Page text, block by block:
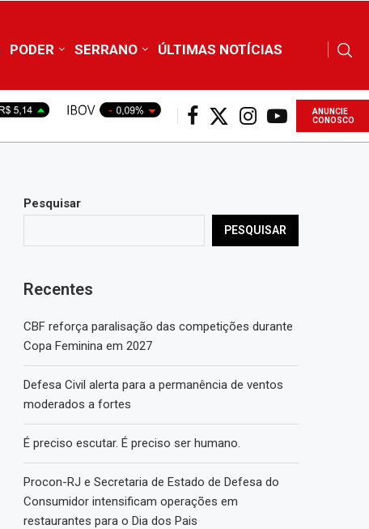
PODER SERRANO ÚLTIMAS NOTÍCIAS
ANUNCIE
CONOSCO
Pesquisar
PESQUISAR
Recentes
CBF reforça paralisação das competições durante
Copa Feminina em 2027
Defesa Civil alerta para a permanência de ventos
moderados a fortes
É preciso escutar. É preciso ser humano.
Procon-RJ e Secretaria de Estado de Defesa do
Consumidor intensificam operações em
restaurantes para o Dia dos Pais